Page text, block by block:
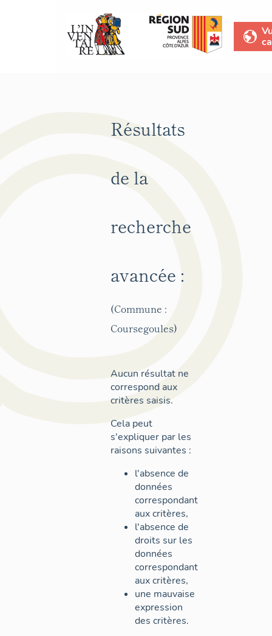
Résultats
de la
recherche
avancée :
(Commune :
Coursegoules)
Aucun résultat ne
correspond aux
critères saisis.
Cela peut
s'expliquer par les
raisons suivantes :
l'absence de
données
correspondant
aux critères,
l'absence de
droits sur les
données
correspondant
aux critères,
une mauvaise
expression
des critères.